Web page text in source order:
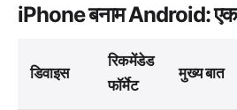
iPhone बनाम Android: एक
डिवाइस
रिकमेंडेड
फॉर्मेट
मुख्य बात